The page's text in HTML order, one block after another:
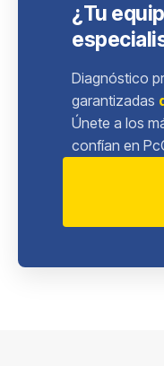
¿Tu
Diagnóstico
garantizadas
Únete a los
confían en